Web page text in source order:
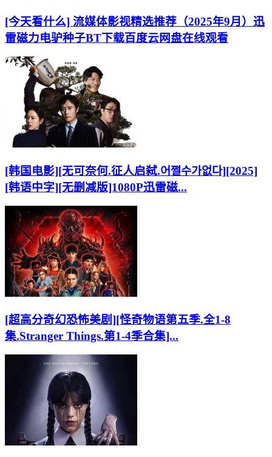
[今天看什么] 流媒体影视精选推荐（2025年9月）迅
雷磁力电驴种子BT下载百度云网盘在线观看
[韩国电影][无可奈何.征人启弑.어쩔수가없다][2025]
[韩语中字][无删减版]1080P迅雷磁...
[超高分奇幻恐怖美剧][怪奇物语第五季.全1-8
集.Stranger Things.第1-4季合集]...